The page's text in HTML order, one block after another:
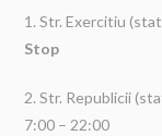
1. Str. Exercitiu
Stop
2. Str. Republicii
7:00 – 22:00